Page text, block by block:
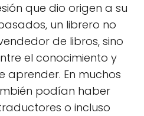
que dio origen a su
un librero no
de libros, sino
el conocimiento y
aprender. En muchos
podían haber
o incluso